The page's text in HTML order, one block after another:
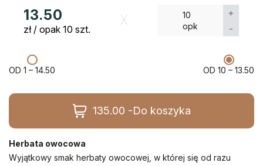
13.50
zł / opak 10 szt.
10
opk
+
-
OD 1 – 14.50 OD 10 – 13.50
135.00 -Do koszyka
Herbata owocowa
Wyjątkowy smak herbaty owocowej, w której się od razu